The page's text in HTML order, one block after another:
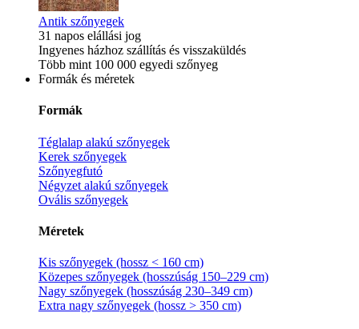
Antik szőnyegek
31 napos elállási jog
Ingyenes házhoz szállítás és visszaküldés
Több mint 100 000 egyedi szőnyeg
Formák és méretek
Formák
Téglalap alakú szőnyegek
Kerek szőnyegek
Szőnyegfutó
Négyzet alakú szőnyegek
Ovális szőnyegek
Méretek
Kis szőnyegek (hossz < 160 cm)
Közepes szőnyegek (hosszúság 150–229 cm)
Nagy szőnyegek (hosszúság 230–349 cm)
Extra nagy szőnyegek (hossz > 350 cm)